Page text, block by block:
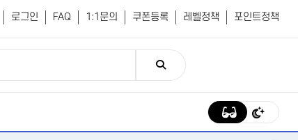
로그인 FAQ 1:1문의 쿠폰등록 레벨정책 포인트정책